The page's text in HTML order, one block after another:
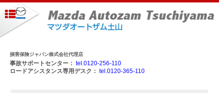
損害保険ジャパン株式会社代理店
事故サポートセンター： tel.0120-256-110
ロードアシスタンス専用デスク： tel.0120-365-110